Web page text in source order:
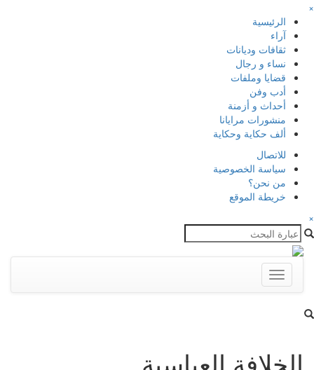
×
الرئيسية
آراء
ثقافات وديانات
نساء و رجال
قضايا وملفات
أدب وفن
أحداث و أزمنة
منشورات مرايانا
ألف حكاية وحكاية
للاتصال
سياسة الخصوصية
من نحن؟
خريطة الموقع
×
Toggle
navigation